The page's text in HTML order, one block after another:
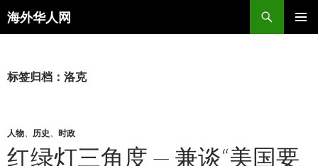
海外华人网
搜
索
文
标签归档：洛克
人物、 历史、 时政
红绿灯三角度 — 兼谈“美国要